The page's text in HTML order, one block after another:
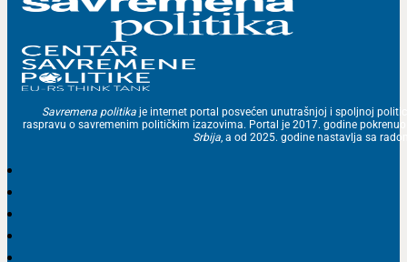
Savremena politika je internet portal posvećen unutrašnjoj i spoljnoj
raspravu o savremenim političkim izazovima. Portal je 2017. godine
Srbija , a od 2025. godine nastavlja sa